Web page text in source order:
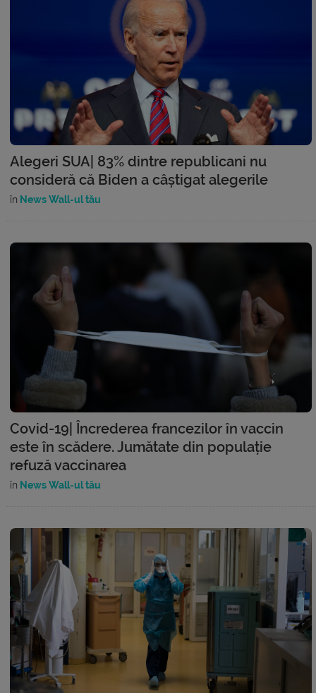
Alegeri SUA| 83% dintre republicani nu
consideră că Biden a câștigat alegerile
în News Wall-ul tău
Covid-19| Încrederea francezilor în vaccin
este în scădere. Jumătate din populație
refuză vaccinarea
în News Wall-ul tău